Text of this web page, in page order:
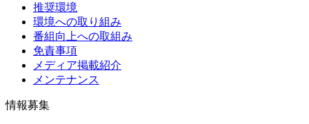
推奨環境
環境への取り組み
番組向上への取組み
免責事項
メディア掲載紹介
メンテナンス
情報募集